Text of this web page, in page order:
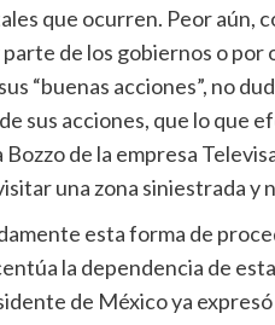
que ocurren. Peor aún,
de los gobiernos o por
“buenas acciones”, no
sus acciones, que lo que
Bozzo de la empresa
una zona siniestrada y
esta forma de
la dependencia de
de México ya